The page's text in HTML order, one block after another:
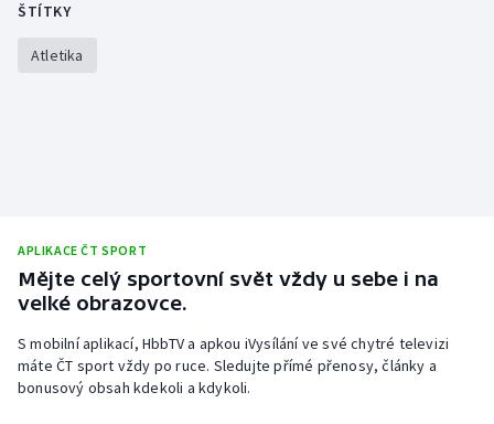
Vodní slalom
Volejbal
Ostatní
ŠTÍTKY
Atletika
APLIKACE ČT SPORT
Mějte celý sportovní svět vždy u sebe i na
velké obrazovce.
S mobilní aplikací, HbbTV a apkou iVysílání ve své chytré televizi
máte ČT sport vždy po ruce. Sledujte přímé přenosy, články a
bonusový obsah kdekoli a kdykoli.